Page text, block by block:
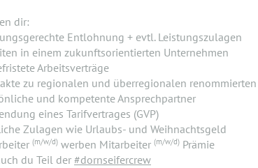
dir:
Entlohnung + evtl. Leistungszulagen
in einem zukunftsorientierten Unternehmen
Arbeitsverträge
zu regionalen und überregionalen
und kompetente Ansprechpartner
eines Tarifvertrages (GVP)
Zulagen wie Urlaubs- und Weihnachtsgeld
(m/w/d)werben Mitarbeiter (m/w/d)Prämie
du Teil der #dornseifercrew